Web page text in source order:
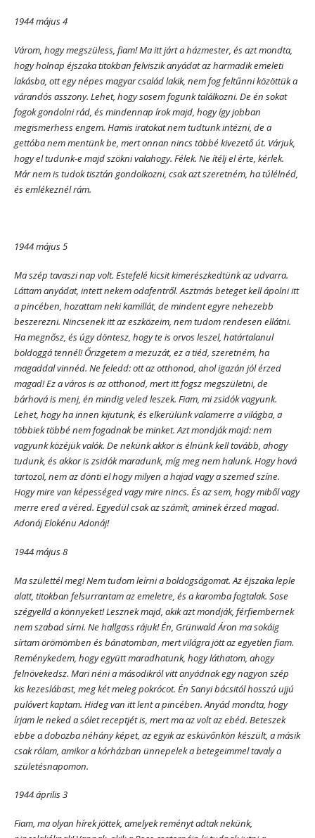
1944 május 4
Várom, hogy megszüless, fiam! Ma itt járt a házmester, és azt mondta,
hogy holnap éjszaka titokban felviszik anyádat az harmadik emeleti
lakásba, ott egy népes magyar család lakik, nem fog feltűnni közöttük a
várandós asszony. Lehet, hogy sosem fogunk találkozni. De én sokat
fogok gondolni rád, és mindennap írok majd, hogy így jobban
megismerhess engem. Hamis iratokat nem tudtunk intézni, de a
gettóba nem mentünk be, mert onnan nincs többé kivezető út. Várjuk,
hogy el tudunk-e majd szökni valahogy. Félek. Ne ítélj el érte, kérlek.
Már nem is tudok tisztán gondolkozni, csak azt szeretném, ha túlélnéd,
és emlékeznél rám.
1944 május 5
Ma szép tavaszi nap volt. Estefelé kicsit kimerészkedtünk az udvarra.
Láttam anyádat, intett nekem odafentről. Asztmás beteget kell ápolni itt
a pincében, hozattam neki kamillát, de mindent egyre nehezebb
beszerezni. Nincsenek itt az eszközeim, nem tudom rendesen ellátni.
Ha megnősz, és úgy döntesz, hogy te is orvos leszel, határtalanul
boldoggá tennél! Őrizgetem a mezuzát, ez a tiéd, szeretném, ha
magaddal vinnéd. Ne feledd: ott az otthonod, ahol igazán jól érzed
magad! Ez a város is az otthonod, mert itt fogsz megszületni, de
bárhová is menj, én mindig veled leszek. Fiam, mi zsidók vagyunk.
Lehet, hogy ha innen kijutunk, és elkerülünk valamerre a világba, a
többiek többé nem fogadnak be minket. Azt mondják majd: nem
vagyunk közéjük valók. De nekünk akkor is élnünk kell tovább, ahogy
tudunk, és akkor is zsidók maradunk, míg meg nem halunk. Hogy hová
tartozol, nem az dönti el hogy milyen a hajad vagy a szemed színe.
Hogy mire van képességed vagy mire nincs. És az sem, hogy miből vagy
merre ered a véred. Egyedül csak az számít, aminek érzed magad.
Adonáj Elokénu Adonáj!
1944 május 8
Ma születtél meg! Nem tudom leírni a boldogságomat. Az éjszaka leple
alatt, titokban felsurrantam az emeletre, és a karomba fogtalak. Sose
szégyelld a könnyeket! Lesznek majd, akik azt mondják, férfiembernek
nem szabad sírni. Ne hallgass rájuk! Én, Grünwald Áron ma sokáig
sírtam örömömben és bánatomban, mert világra jött az egyetlen fiam.
Reménykedem, hogy együtt maradhatunk, hogy láthatom, ahogy
felnövekedsz. Mari néni a másodikról vitt anyádnak egy nagyon szép
kis kezeslábast, meg két meleg pokrócot. Én Sanyi bácsitól hosszú ujjú
pulóvert kaptam. Hideg van itt lent a pincében. Anyád mondta, hogy
írjam le neked a sólet receptjét is, mert ma az volt az ebéd. Beteszek
ebbe a dobozba néhány képet, az egyik az esküvőnkön készült, a másik
csak rólam, amikor a kórházban ünnepelek a betegeimmel tavaly a
születésnapomon.
1944 április 3
Fiam, ma olyan hírek jöttek, amelyek reményt adtak nekünk,